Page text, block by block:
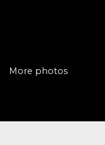
More photos